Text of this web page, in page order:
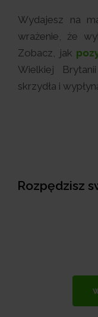
Wydajesz na
wrażenie, że
Zobacz, jak
Wielkiej
skrzydła i
dzięki wsparciu